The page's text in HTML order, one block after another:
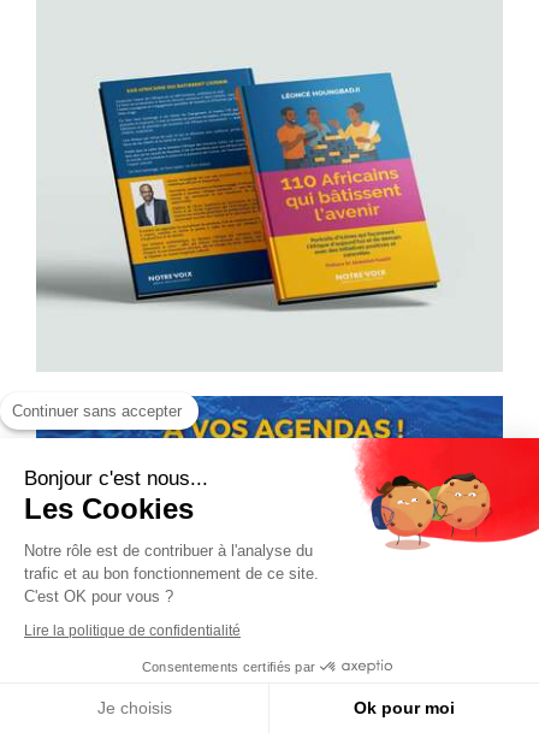
Continuer sans accepter
Bonjour c'est nous...
Les Cookies
Notre rôle est de contribuer à l'analyse du
trafic et au bon fonctionnement de ce site.
C'est OK pour vous ?
Lire la politique de confidentialité
Consentements certifiés par
Je choisis Ok pour moi